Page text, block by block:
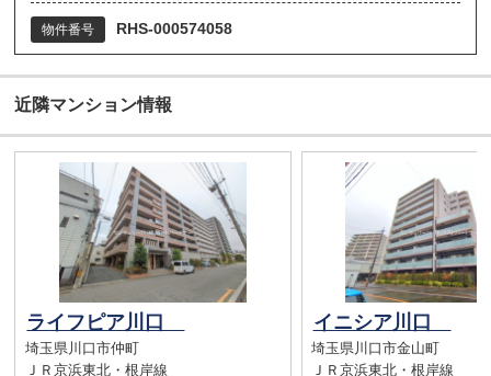
物件番号 RHS-000574058
近隣マンション情報
ライフピア川口
埼玉県川口市仲町
ＪＲ京浜東北・根岸線
イニシア川口
埼玉県川口市金山町
ＪＲ京浜東北・根岸線